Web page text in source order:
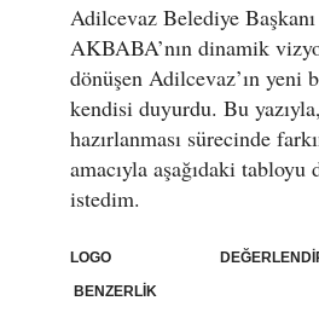
Adilcevaz Belediye
AKBABA’nın dinamik
dönüşen Adilcevaz’ın yeni
kendisi duyurdu. Bu
hazırlanması sürecinde
amacıyla aşağıdaki
istedim.
LOGO
BENZERLİK